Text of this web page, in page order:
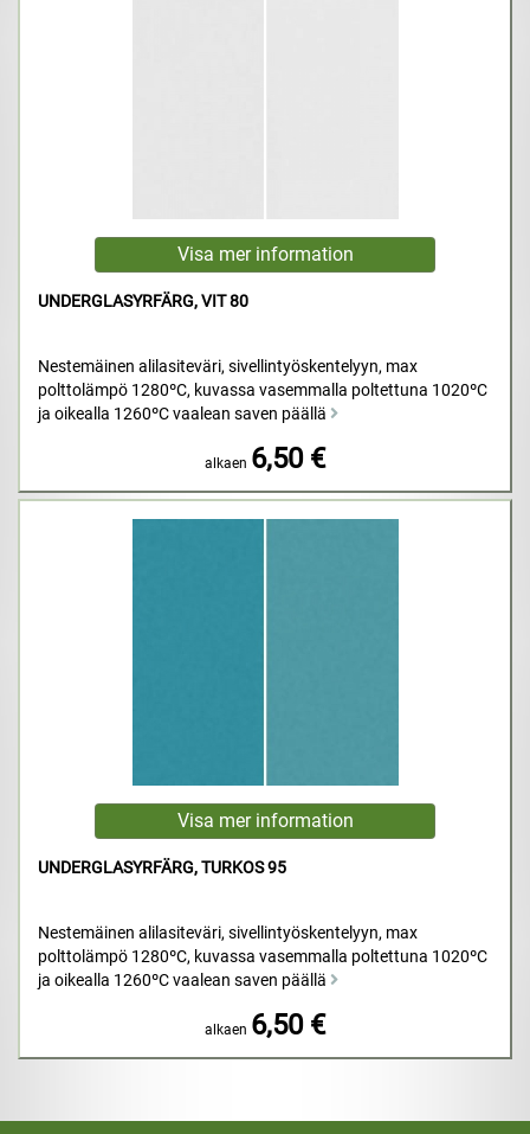
UNDERGLASYRFÄRG, VIT 80
Nestemäinen alilasiteväri, sivellintyöskentelyyn, max
polttolämpö 1280ºC, kuvassa vasemmalla poltettuna 1020ºC
ja oikealla 1260ºC vaalean saven päällä
alkaen 6,50 €
UNDERGLASYRFÄRG, TURKOS 95
Nestemäinen alilasiteväri, sivellintyöskentelyyn, max
polttolämpö 1280ºC, kuvassa vasemmalla poltettuna 1020ºC
ja oikealla 1260ºC vaalean saven päällä
alkaen 6,50 €